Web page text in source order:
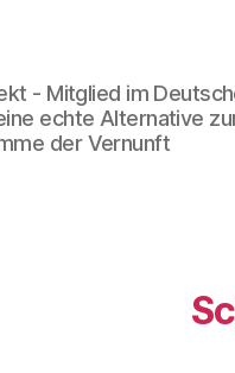
- Mitglied im
echte Alternative
der Vernunft